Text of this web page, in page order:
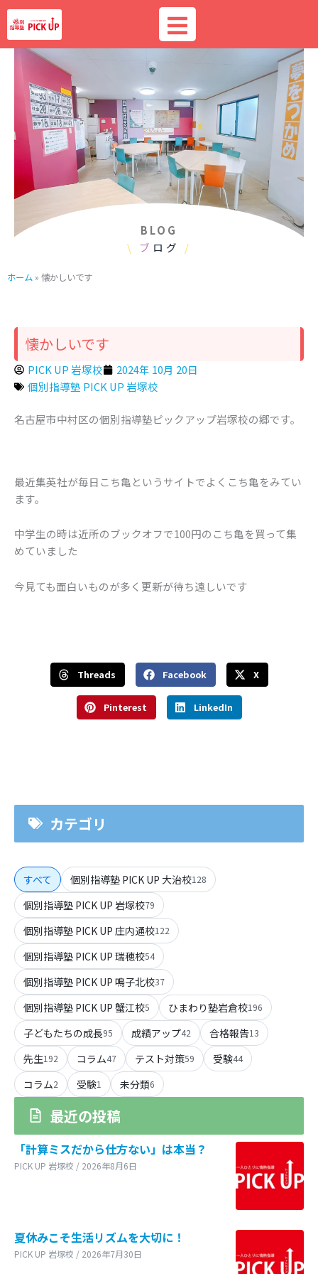
内
容
を
BLOG
\
ブ ログ /
ホーム » 懐かしいです
懐かしいです
PICK UP 岩塚校
2024年 10月 20日
個別指導塾 PICK UP 岩塚校
名古屋市中村区の個別指導塾ピックアップ岩塚校の郷です。
最近集英社が毎日こち亀というサイトでよくこち亀をみてい
ます。
中学生の時は近所のブックオフで100円のこち亀を買って集
めていました
今見ても面白いものが多く更新が待ち遠しいです
Threads Facebook X
Pinterest LinkedIn
カテゴリ
すべて 個別指導塾 PICK UP 大治校128
個別指導塾 PICK UP 岩塚校79
個別指導塾 PICK UP 庄内通校122
個別指導塾 PICK UP 瑞穂校54
個別指導塾 PICK UP 鳴子北校37
個別指導塾 PICK UP 蟹江校5 ひまわり塾岩倉校196
子どもたちの成長95 成績アップ42 合格報告13
先生192 コラム47 テスト対策59 受験44
コラム2 受験1 未分類6
最近の投稿
「計算ミスだから仕方ない」は本当？
PICK UP 岩塚校 / 2026年8月6日
夏休みこそ生活リズムを大切に！
PICK UP 岩塚校 / 2026年7月30日